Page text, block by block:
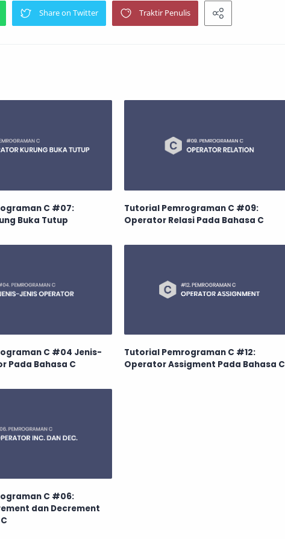
C #07:
Buka Tutup
Tutorial Pemrograman C #09:
Operator Relasi Pada Bahasa C
C #04 Jenis-
Pada Bahasa C
Tutorial Pemrograman C #12:
Operator Assigment Pada Bahasa C
C #06:
dan Decrement